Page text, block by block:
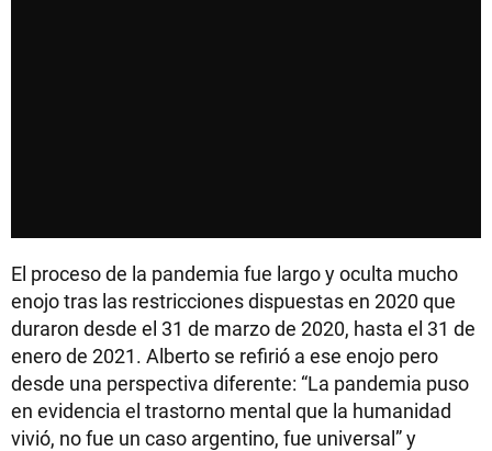
El proceso de la pandemia fue largo y oculta mucho
enojo tras las restricciones dispuestas en 2020 que
duraron desde el 31 de marzo de 2020, hasta el 31 de
enero de 2021. Alberto se refirió a ese enojo pero
desde una perspectiva diferente: “La pandemia puso
en evidencia el trastorno mental que la humanidad
vivió, no fue un caso argentino, fue universal” y